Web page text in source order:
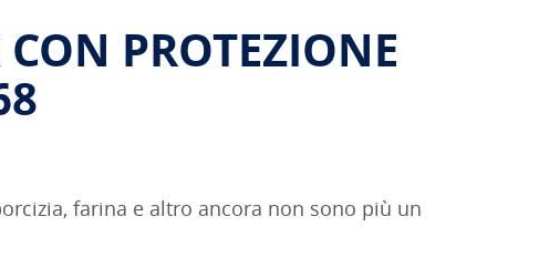
PROTEZIONE
farina e altro ancora non sono più un